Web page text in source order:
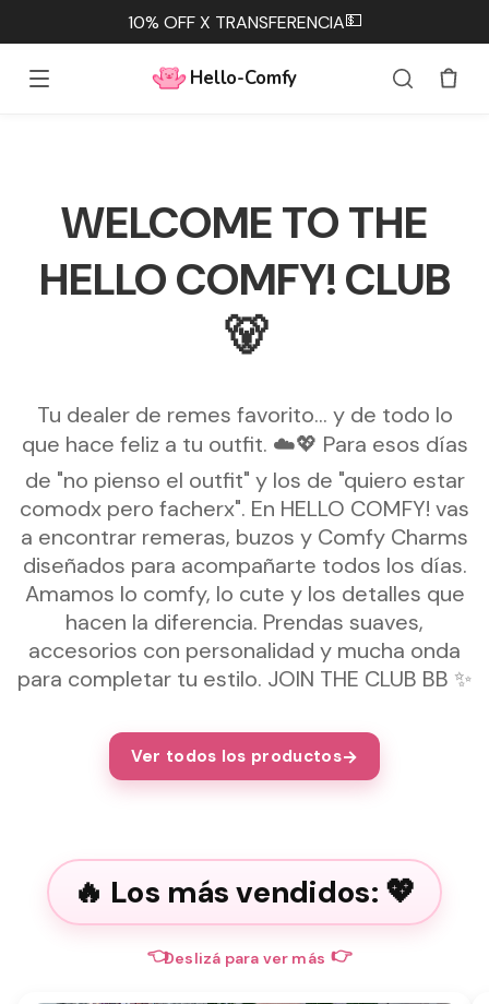
10% OFF X TRANSFERENCIA💵
Hello-Comfy
WELCOME TO THE
HELLO COMFY! CLUB
🐻
Tu dealer de remes favorito... y de todo lo
que hace feliz a tu outfit. ☁️💖 Para esos días
de "no pienso el outfit" y los de "quiero estar
comodx pero facherx". En HELLO COMFY! vas
a encontrar remeras, buzos y Comfy Charms
diseñados para acompañarte todos los días.
Amamos lo comfy, lo cute y los detalles que
hacen la diferencia. Prendas suaves,
accesorios con personalidad y mucha onda
para completar tu estilo. JOIN THE CLUB BB ✨
Ver todos los productos
Los más vendidos:
👈Deslizá para ver más 👉